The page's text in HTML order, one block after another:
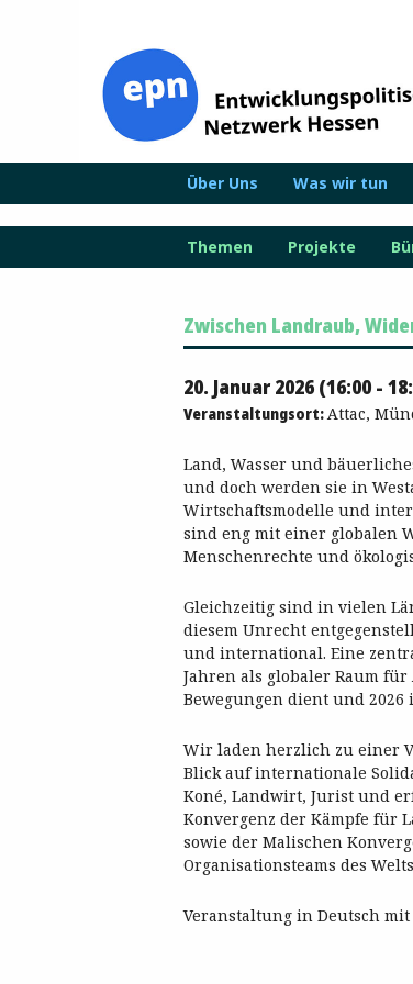
Über Uns Was wir tun
Themen Projekte
Zwischen Landraub,
20. Januar 2026 (16:00 -
Veranstaltungsort:Attac,
Land, Wasser und
und doch werden sie in
Wirtschaftsmodelle und
sind eng mit einer globalen
Menschenrechte und
Gleichzeitig sind in vielen
diesem Unrecht
und international. Eine
Jahren als globaler Raum
Bewegungen dient und
Wir laden herzlich zu einer
Blick auf internationale
Koné, Landwirt, Jurist und
Konvergenz der Kämpfe für
sowie der Malischen
Organisationsteams des
Veranstaltung in Deutsch